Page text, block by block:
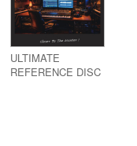
ULTIMATE
REFERENCE DISC